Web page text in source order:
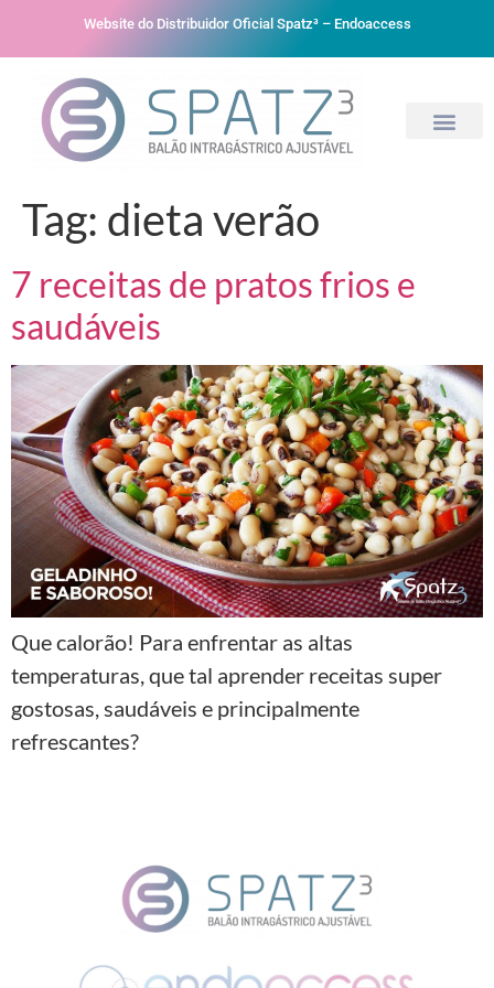
Website do Distribuidor Oficial Spatz³ – Endoaccess
Tag: dieta verão
7 receitas de pratos frios e
saudáveis
Que calorão! Para enfrentar as altas
temperaturas, que tal aprender receitas super
gostosas, saudáveis e principalmente
refrescantes?